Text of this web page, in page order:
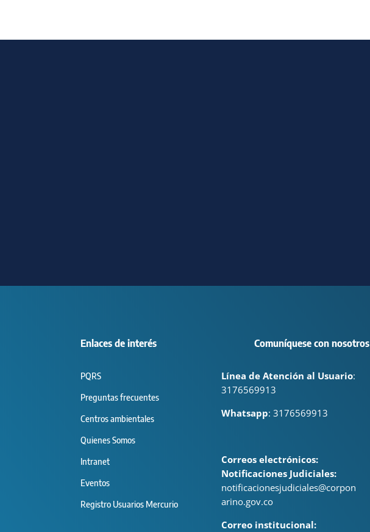
Enlaces de interés
PQRS
Preguntas frecuentes
Centros ambientales
Quienes Somos
Intranet
Eventos
Registro Usuarios Mercurio
Comuníquese con nosotros
Línea de Atención al Usuario:
3176569913
Whatsapp: 3176569913
Correos electrónicos:
Notificaciones Judiciales:
notificacionesjudiciales@corpon
arino.gov.co
Correo institucional: